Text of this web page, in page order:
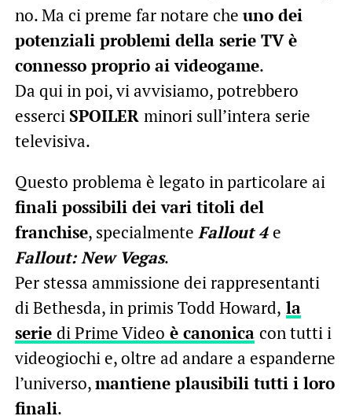
no. Ma ci preme far notare che uno dei
potenziali problemi della serie TV è
connesso proprio ai videogame.
Da qui in poi, vi avvisiamo, potrebbero
esserci SPOILER minori sull’intera serie
televisiva.
Questo problema è legato in particolare ai
finali possibili dei vari titoli del
franchise, specialmente Fallout 4e
Fallout: New Vegas.
Per stessa ammissione dei rappresentanti
di Bethesda, in primis Todd Howard, la
serie di Prime Video è canonica con tutti i
videogiochi e, oltre ad andare a espanderne
l’universo,mantiene plausibili tutti i loro
finali.